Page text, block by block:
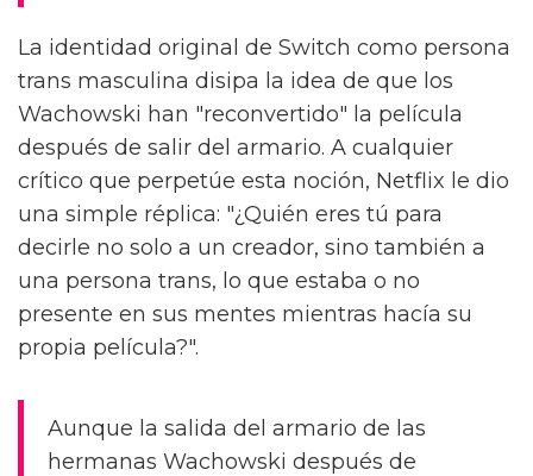
La identidad original de Switch como persona
trans masculina disipa la idea de que los
Wachowski han "reconvertido" la película
después de salir del armario. A cualquier
crítico que perpetúe esta noción, Netflix le dio
una simple réplica: "¿Quién eres tú para
decirle no solo a un creador, sino también a
una persona trans, lo que estaba o no
presente en sus mentes mientras hacía su
propia película?".
Aunque la salida del armario de las
hermanas Wachowski después de